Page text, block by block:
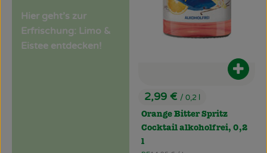
Hier geht’s zur
Erfrischung: Limo &
Eistee entdecken!
, Preis:
2,99 € / 0,2 l
Orange Bitter Spritz
Cocktail alkoholfrei, 0,2
l